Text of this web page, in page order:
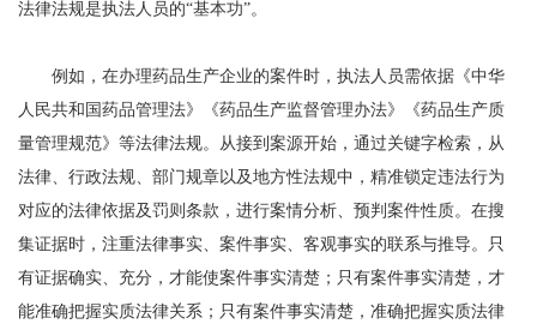
法律法规是执法人员的“基本功”。
例如，在办理药品生产企业的案件时，执法人员需依据《中华
人民共和国药品管理法》《药品生产监督管理办法》《药品生产质
量管理规范》等法律法规。从接到案源开始，通过关键字检索，从
法律、行政法规、部门规章以及地方性法规中，精准锁定违法行为
对应的法律依据及罚则条款，进行案情分析、预判案件性质。在搜
集证据时，注重法律事实、案件事实、客观事实的联系与推导。只
有证据确实、充分，才能使案件事实清楚；只有案件事实清楚，才
能准确把握实质法律关系；只有案件事实清楚，准确把握实质法律